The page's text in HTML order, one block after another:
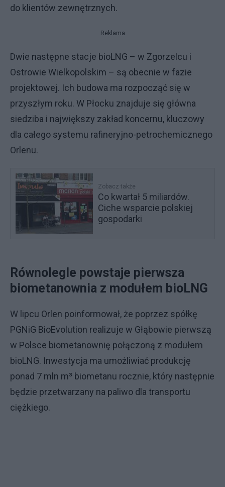
do klientów zewnętrznych.
Reklama
Dwie następne stacje bioLNG – w Zgorzelcu i
Ostrowie Wielkopolskim – są obecnie w fazie
projektowej. Ich budowa ma rozpocząć się w
przyszłym roku. W Płocku znajduje się główna
siedziba i największy zakład koncernu, kluczowy
dla całego systemu rafineryjno-petrochemicznego
Orlenu.
Zobacz także
Co kwartał 5 miliardów.
Ciche wsparcie polskiej
gospodarki
Równolegle powstaje pierwsza
biometanownia z modułem bioLNG
W lipcu Orlen poinformował, że poprzez spółkę
PGNiG BioEvolution realizuje w Głąbowie pierwszą
w Polsce biometanownię połączoną z modułem
bioLNG. Inwestycja ma umożliwiać produkcję
ponad 7 mln m³ biometanu rocznie, który następnie
będzie przetwarzany na paliwo dla transportu
ciężkiego.